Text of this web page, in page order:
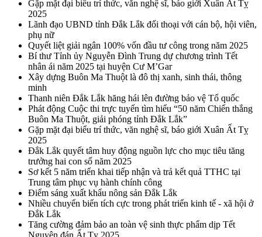
Gặp mặt đại biểu trí thức, văn nghệ sĩ, báo giới Xuân Ất Tỵ
2025
Lãnh đạo UBND tỉnh Đắk Lắk đối thoại với cán bộ, hội viên,
phụ nữ
Quyết liệt giải ngân 100% vốn đầu tư công trong năm 2025
Bí thư Tỉnh ủy Nguyễn Đình Trung dự chương trình Tết
nhân ái năm 2025 tại huyện Cư M’Gar
Xây dựng Buôn Ma Thuột là đô thị xanh, sinh thái, thông
minh
Thanh niên Đắk Lắk hăng hái lên đường bảo vệ Tổ quốc
Phát động Cuộc thi trực tuyến tìm hiểu “50 năm Chiến thắng
Buôn Ma Thuột, giải phóng tỉnh Đắk Lắk”
Gặp mặt đại biểu trí thức, văn nghệ sĩ, báo giới Xuân Ất Tỵ
2025
Đắk Lắk quyết tâm huy động nguồn lực cho mục tiêu tăng
trưởng hai con số năm 2025
Sơ kết 5 năm triển khai tiếp nhận và trả kết quả TTHC tại
Trung tâm phục vụ hành chính công
Điểm sáng xuất khẩu nông sản Đắk Lắk
Nhiều chuyển biến tích cực trong phát triển kinh tế - xã hội ở
Đắk Lắk
Tăng cường đảm bảo an toàn vệ sinh thực phẩm dịp Tết